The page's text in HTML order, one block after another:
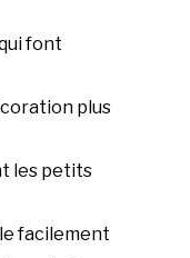
font
plus
les petits
facilement